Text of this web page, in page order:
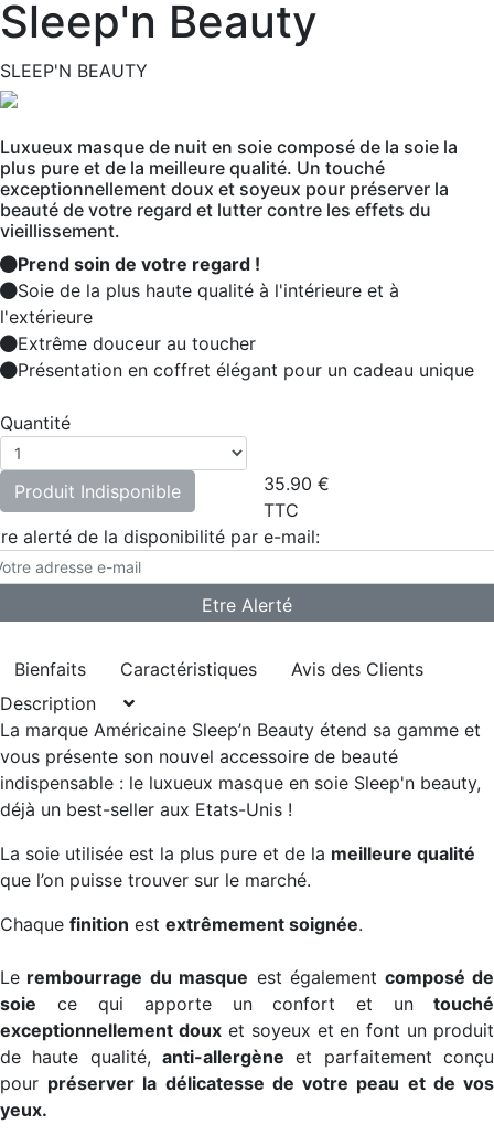
Sleep'n Beauty
SLEEP'N BEAUTY
Luxueux masque de nuit en soie composé de la soie la
plus pure et de la meilleure qualité. Un touché
exceptionnellement doux et soyeux pour préserver la
beauté de votre regard et lutter contre les effets du
vieillissement.
Prend soin de votre regard !
Soie de la plus haute qualité à l'intérieure et à
l'extérieure
Extrême douceur au toucher
Présentation en coffret élégant pour un cadeau unique
Quantité
Produit Indisponible 35.90 €
TTC
alerté de la disponibilité par e-mail:
Bienfaits Caractéristiques
Avis des Clients
Description
La marque Américaine Sleep’n Beauty étend sa gamme et
vous présente son nouvel accessoire de beauté
indispensable : le luxueux masque en soie Sleep'n beauty,
déjà un best-seller aux Etats-Unis !
La soie utilisée est la plus pure et de la meilleure qualité
que l’on puisse trouver sur le marché.
Chaque finition est extrêmement soignée.
Le rembourrage du masque est également composé de
soie ce qui apporte un confort et un touché
exceptionnellement douxet soyeux et en font un produit
de haute qualité, anti-allergène et parfaitement conçu
pour préserver la délicatesse de votre peau et de vos
yeux.